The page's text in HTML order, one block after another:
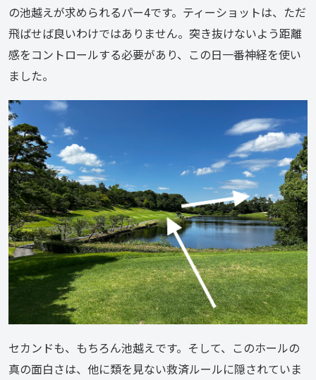
の池越えが求められるパー4です。ティーショットは、ただ
飛ばせば良いわけではありません。突き抜けないよう距離
感をコントロールする必要があり、この日一番神経を使い
ました。
セカンドも、もちろん池越えです。そして、このホールの
真の面白さは、他に類を見ない救済ルールに隠されていま